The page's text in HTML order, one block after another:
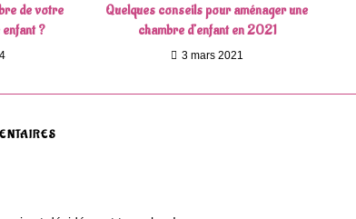
de votre
enfant ?
Quelques conseils pour aménager une
chambre d’enfant en 2021
3 mars 2021